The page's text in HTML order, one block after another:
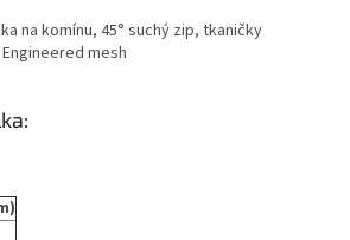
na komínu, 45° suchý zip, tkaničky
mesh